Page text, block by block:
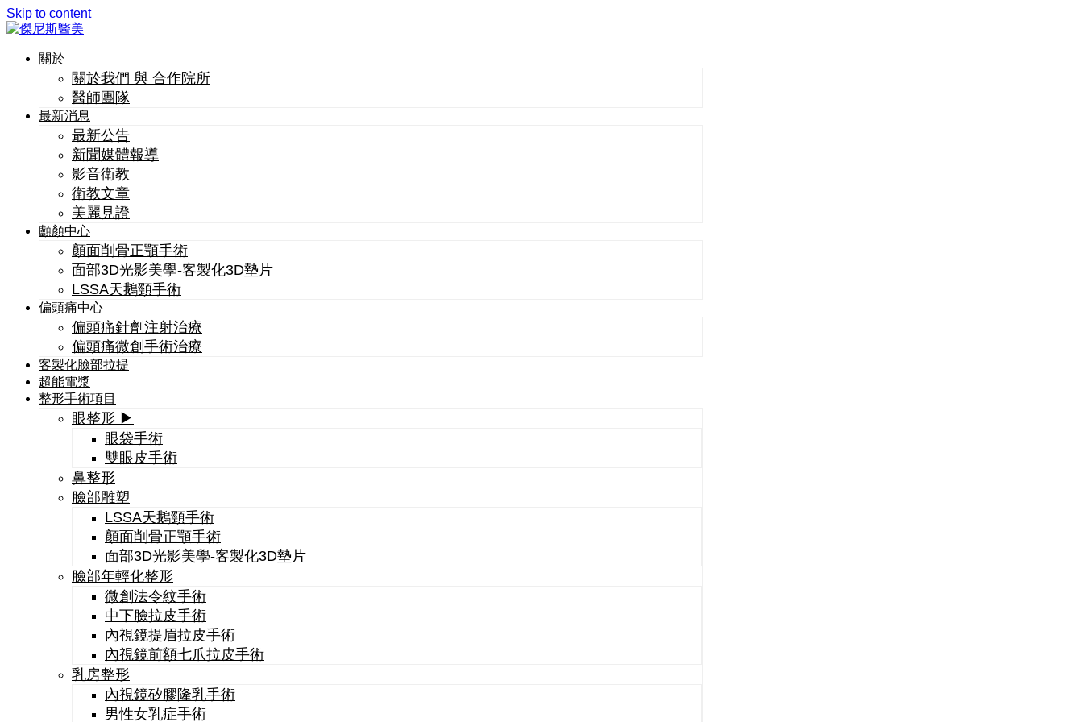
Skip to content
關於
關於我們 與 合作院所
醫師團隊
最新消息
最新公告
新聞媒體報導
影音衛教
衛教文章
美麗見證
顱顏中心
顏面削骨正顎手術
面部3D光影美學-客製化3D墊片
LSSA天鵝頸手術
偏頭痛中心
偏頭痛針劑注射治療
偏頭痛微創手術治療
客製化臉部拉提
超能電漿
整形手術項目
眼整形 ▶
眼袋手術
雙眼皮手術
鼻整形
臉部雕塑
LSSA天鵝頸手術
顏面削骨正顎手術
面部3D光影美學-客製化3D墊片
臉部年輕化整形
微創法令紋手術
中下臉拉皮手術
內視鏡提眉拉皮手術
內視鏡前額七爪拉皮手術
乳房整形
內視鏡矽膠隆乳手術
男性女乳症手術